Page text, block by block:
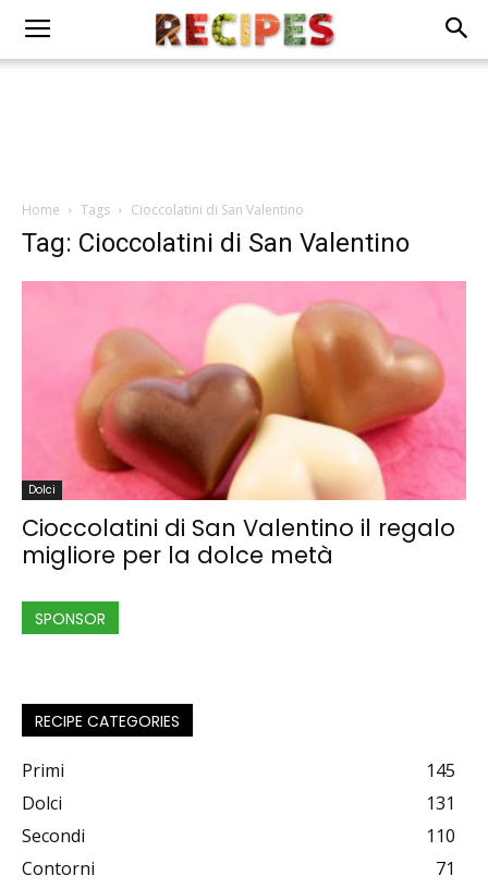
Home Tags Cioccolatini di San Valentino
Tag: Cioccolatini di San Valentino
Dolci
Cioccolatini di San Valentino il regalo
migliore per la dolce metà
SPONSOR
RECIPE CATEGORIES
Primi
145
Dolci
131
Secondi
110
Contorni
71